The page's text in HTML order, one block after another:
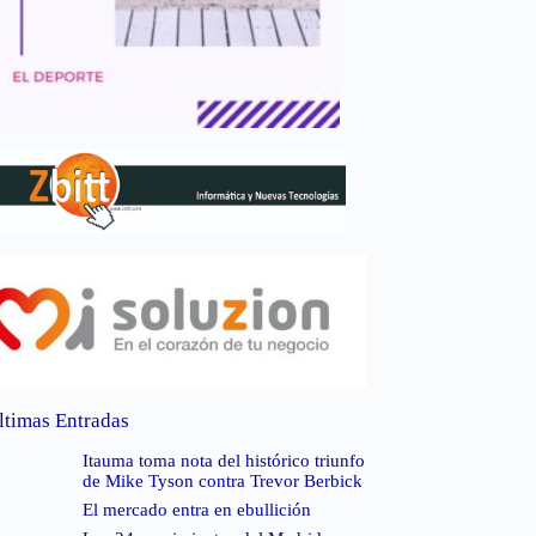
Entradas
Itauma toma nota del histórico triunfo
de Mike Tyson contra Trevor Berbick
El mercado entra en ebullición